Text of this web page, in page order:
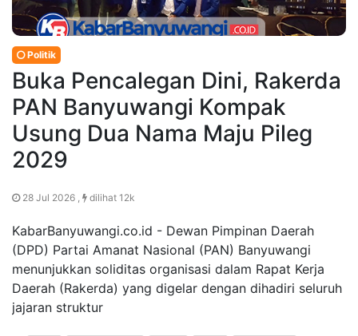
Politik
Buka Pencalegan Dini, Rakerda
PAN Banyuwangi Kompak
Usung Dua Nama Maju Pileg
2029
28 Jul 2026 , dilihat 12k
KabarBanyuwangi.co.id - Dewan Pimpinan Daerah
(DPD) Partai Amanat Nasional (PAN) Banyuwangi
menunjukkan soliditas organisasi dalam Rapat Kerja
Daerah (Rakerda) yang digelar dengan dihadiri seluruh
jajaran struktur